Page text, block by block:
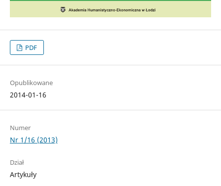
PDF
Opublikowane
2014-01-16
Numer
Nr 1/16 (2013)
Dział
Artykuły